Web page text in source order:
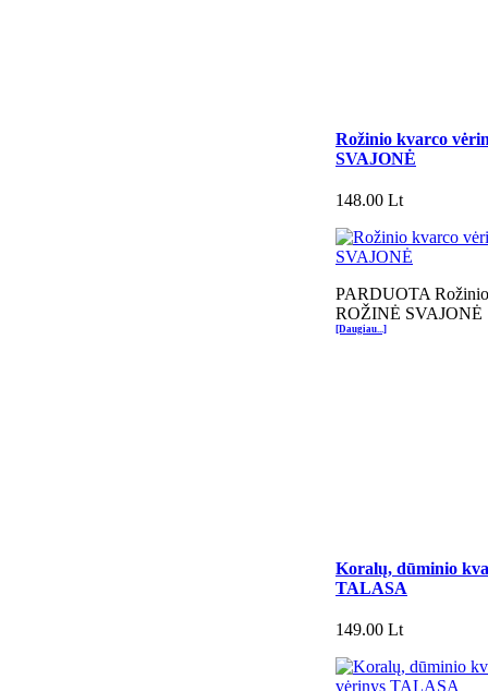
Rožinio kvarco
SVAJONĖ
148.00 Lt
PARDUOTA
ROŽINĖ SVAJONĖ
[Daugiau...]
Koralų, dūminio
TALASA
149.00 Lt